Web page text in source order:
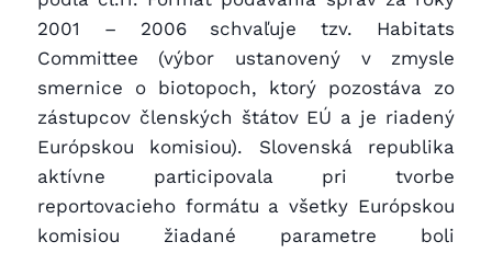
2001 – 2006 schvaľuje tzv. Habitats
Committee (výbor ustanovený v zmysle
smernice o biotopoch, ktorý pozostáva zo
zástupcov členských štátov EÚ a je riadený
Európskou komisiou). Slovenská republika
aktívne participovala pri tvorbe
reportovacieho formátu a všetky Európskou
komisiou žiadané parametre boli